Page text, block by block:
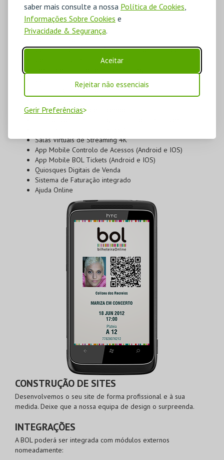
saber mais consulte a nossa Política de Cookies
Informações Sobre Cookies e
Privacidade & Segurança.
Aceitar
Rejeitar não essenciais
Gerir Preferências
Gestão de Permissões de Utilizadores
Desenho das Salas
Gestão de Espetáculos
Gestão de Cartões de Espectador, Pontos ou de Época
Gestão de Assinaturas, Passes e Packs
Gestão de Stocks e Armazéns
Classificações Desportivas
Acreditação e Check-In
Vendas na página de Facebook
Salas Virtuais de Streaming 4K
App Mobile Controlo de Acessos (Android e IOS)
App Mobile BOL Tickets (Android e IOS)
Quiosques Digitais de Venda
Sistema de Faturação integrado
Ajuda Online
CONSTRUÇÃO DE SITES
Desenvolvemos o seu site de forma profissional e à sua
medida. Deixe que a nossa equipa de design o surpreenda.
INTEGRAÇÕES
A BOL poderá ser integrada com módulos externos
nomeadamente: